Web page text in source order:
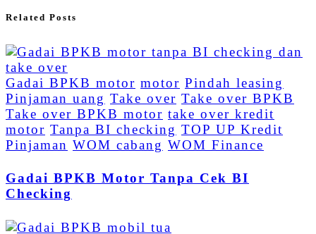
Related Posts
Gadai BPKB motor motor Pindah leasing
Pinjaman uang Take over Take over BPKB
Take over BPKB motor take over kredit
motor Tanpa BI checking TOP UP Kredit
Pinjaman WOM cabang WOM Finance
Gadai BPKB Motor Tanpa Cek BI
Checking